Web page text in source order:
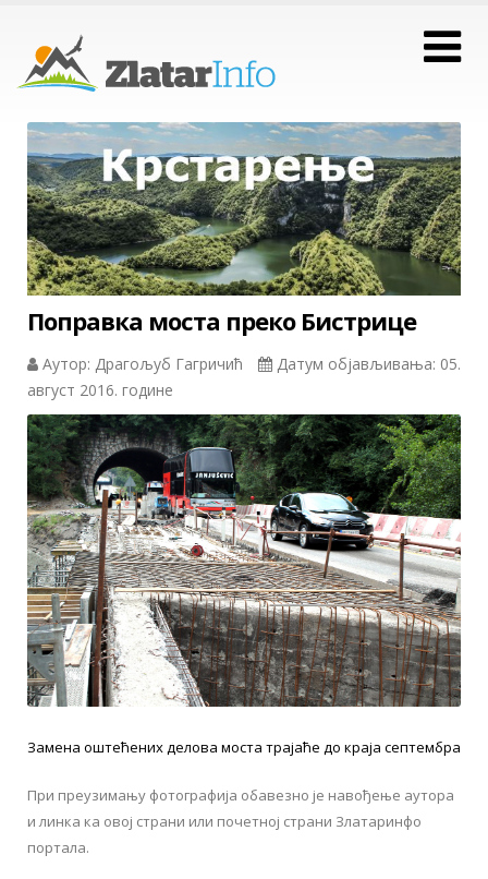
Поправка моста преко Бистрице
Аутор: Драгољуб Гагричић
Датум објављивања: 05.
август 2016. године
Замена оштећених делова моста трајаће до краја септембра
При преузимању фотографија обавезно је навођење аутора
и линка ка овој страни или почетној страни Златаринфо
портала.